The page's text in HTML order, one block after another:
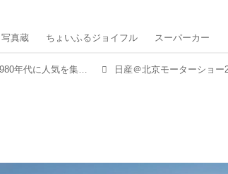
写真蔵 ちょいふるジョイフル スーパーカー
日産が2台のコンセプトNEVを初公開。1980年代に人気を集めた「テラノ」の車名が北京モーターショーで復活 日産＠北京モーターショー